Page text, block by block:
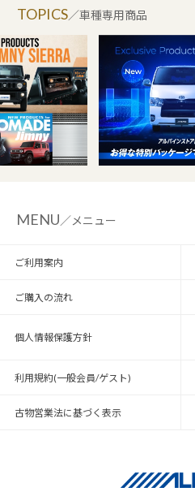
／車種専用商品
MENU／メニュー
ご利用案内
ご購入の流れ
個人情報保護方針
利用規約(一般会員/ゲスト)
古物営業法に基づく表示